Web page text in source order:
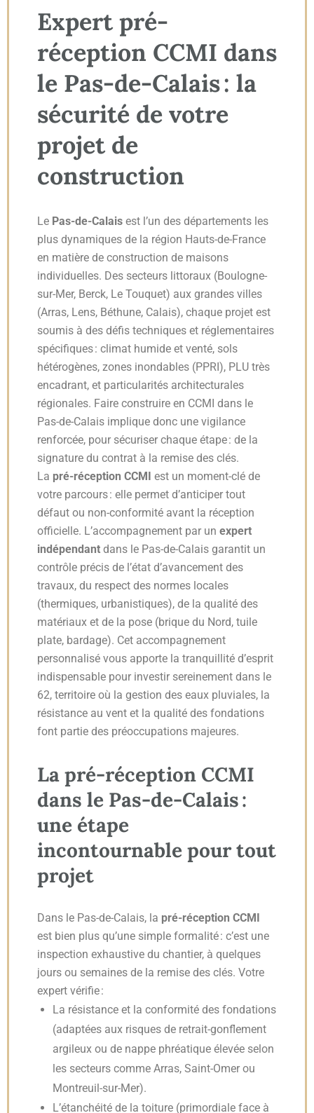
Expert pré-
réception CCMI dans
le Pas-de-Calais : la
sécurité de votre
projet de
construction
Le Pas-de-Calais est l’un des départements les
plus dynamiques de la région Hauts-de-France
en matière de construction de maisons
individuelles. Des secteurs littoraux (Boulogne-
sur-Mer, Berck, Le Touquet) aux grandes villes
(Arras, Lens, Béthune, Calais), chaque projet est
soumis à des défis techniques et réglementaires
spécifiques : climat humide et venté, sols
hétérogènes, zones inondables (PPRI), PLU très
encadrant, et particularités architecturales
régionales. Faire construire en CCMI dans le
Pas-de-Calais implique donc une vigilance
renforcée, pour sécuriser chaque étape : de la
signature du contrat à la remise des clés.
La pré-réception CCMI est un moment-clé de
votre parcours : elle permet d’anticiper tout
défaut ou non-conformité avant la réception
officielle. L’accompagnement par un expert
indépendant dans le Pas-de-Calais garantit un
contrôle précis de l’état d’avancement des
travaux, du respect des normes locales
(thermiques, urbanistiques), de la qualité des
matériaux et de la pose (brique du Nord, tuile
plate, bardage). Cet accompagnement
personnalisé vous apporte la tranquillité d’esprit
indispensable pour investir sereinement dans le
62, territoire où la gestion des eaux pluviales, la
résistance au vent et la qualité des fondations
font partie des préoccupations majeures.
La pré-réception CCMI
dans le Pas-de-Calais :
une étape
incontournable pour tout
projet
Dans le Pas-de-Calais, la pré-réception CCMI
est bien plus qu’une simple formalité : c’est une
inspection exhaustive du chantier, à quelques
jours ou semaines de la remise des clés. Votre
expert vérifie :
La résistance et la conformité des fondations
(adaptées aux risques de retrait-gonflement
argileux ou de nappe phréatique élevée selon
les secteurs comme Arras, Saint-Omer ou
Montreuil-sur-Mer).
L’étanchéité de la toiture (primordiale face à